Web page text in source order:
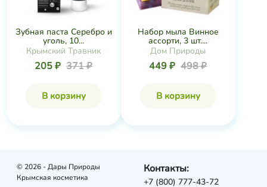
Зубная паста Серебро и
уголь, 10...
Крымский Травник
205 ₽ 371 ₽
В корзину
Набор мыла Винное
ассорти, 3 шт....
Дом Природы
449 ₽ 498 ₽
В корзину
© 2026 - Дары Природы
Крымская косметика
Контакты:
+7 (800) 777-43-72